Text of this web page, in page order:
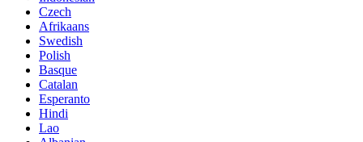
Czech
Afrikaans
Swedish
Polish
Basque
Catalan
Esperanto
Hindi
Lao